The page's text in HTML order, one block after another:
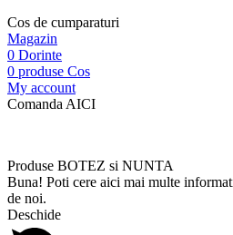
Cos de cumparaturi
Magazin
0 Dorinte
0 produse Cos
My account
Comanda AICI
Produse BOTEZ si NUNTA
Buna! Poti cere aici mai multe
de noi.
Deschide